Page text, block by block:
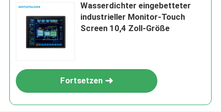
Wasserdichter eingebetteter
industrieller Monitor-Touch
Screen 10,4 Zoll-Größe
Fortsetzen